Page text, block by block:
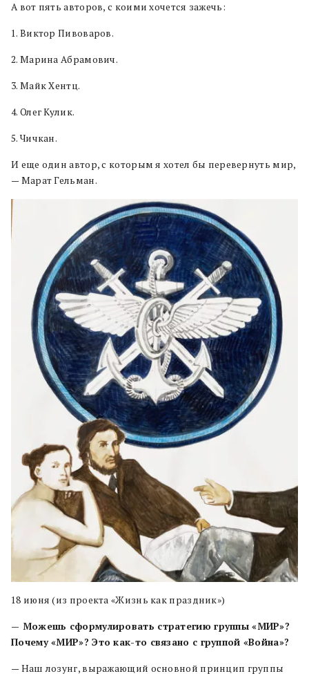
А вот пять авторов, с коими хочется зажечь:
1. Виктор Пивоваров.
2. Марина Абрамович.
3. Майк Хентц.
4. Олег Кулик.
5. Чичкан.
И еще один автор, с которым я хотел бы перевернуть мир,
— Марат Гельман.
18 июня (из проекта «Жизнь как праздник»)
— Можешь сформулировать стратегию группы «МИР»?
Почему «МИР»? Это как-то связано с группой «Война»?
— Наш лозунг, выражающий основной принцип группы